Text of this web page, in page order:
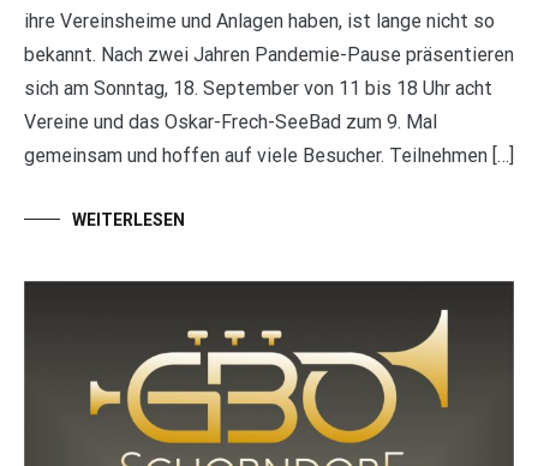
ihre Vereinsheime und Anlagen haben, ist lange nicht so
bekannt. Nach zwei Jahren Pandemie-Pause präsentieren
sich am Sonntag, 18. September von 11 bis 18 Uhr acht
Vereine und das Oskar-Frech-SeeBad zum 9. Mal
gemeinsam und hoffen auf viele Besucher. Teilnehmen […]
WEITERLESEN